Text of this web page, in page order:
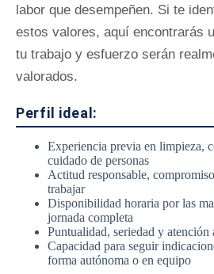
labor que desempeñen. Si te
estos valores, aquí encontrarás
tu trabajo y esfuerzo serán
valorados.
Perfil ideal:
Experiencia previa en limpieza,
cuidado de personas
Actitud responsable,
trabajar
Disponibilidad horaria por las
jornada completa
Puntualidad, seriedad y atención
Capacidad para seguir
forma autónoma o en equipo